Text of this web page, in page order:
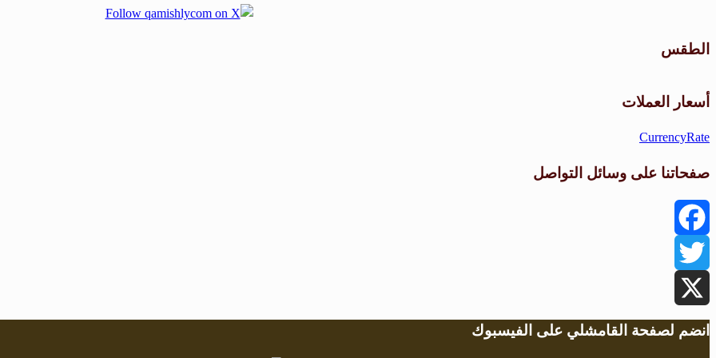
الطقس
أسعار العملات
CurrencyRate
صفحاتنا على وسائل التواصل
Facebook
Twitter
X
انضم لصفحة القامشلي على الفيسبوك